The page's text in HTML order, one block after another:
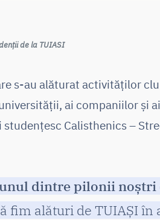
de la TUIASI
s-au alăturat activităților
ai companiilor și ai
Calisthenics –
dintre pilonii noștri
fim alături de TUIAȘI în